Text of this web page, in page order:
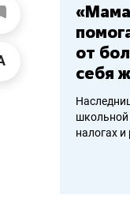
дотошных
мастеров
от
себя
налогах и